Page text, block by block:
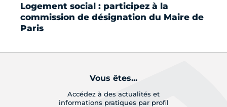
Logement social : participez à la
commission de désignation du Maire de
Paris
Vous êtes...
Accédez à des actualités et
informations pratiques par profil